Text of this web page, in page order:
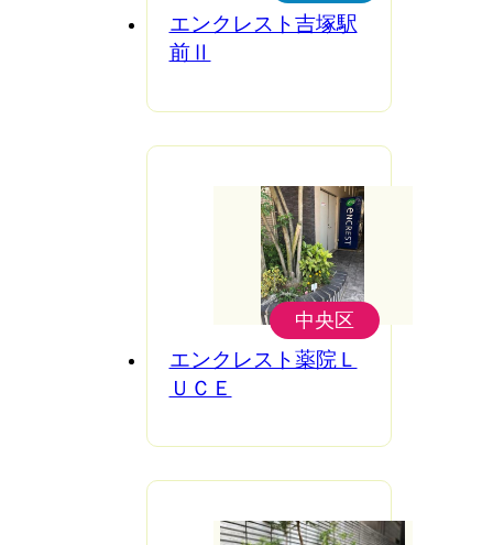
エンクレスト吉塚駅
前Ⅱ
エンクレスト薬院Ｌ
ＵＣＥ
中央区